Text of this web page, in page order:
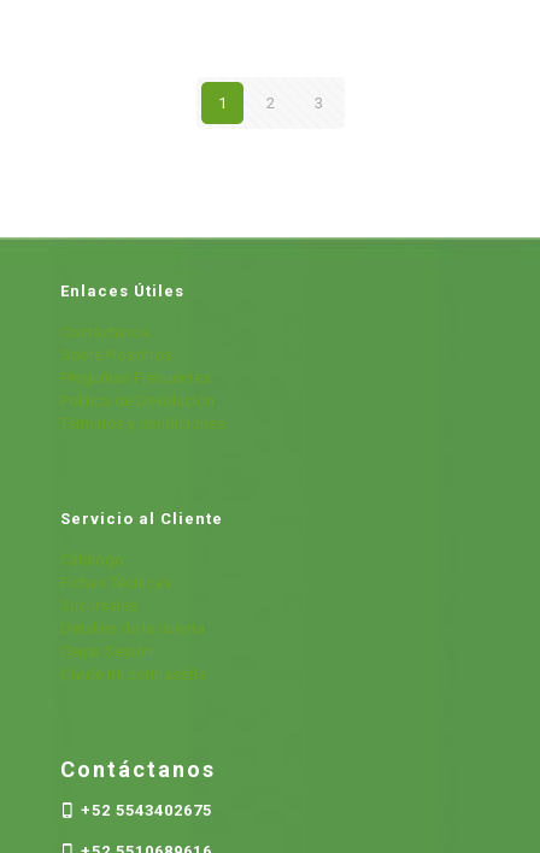
1 2 3
Enlaces Útiles
Contáctanos
Sobre Nosotros
Preguntas Frecuentes
Política de Devolución
Términos y condiciones
Servicio al Cliente
Cátalogo
Fichas Técnicas
Sucursales
Detalles de la cuenta
Cerrar Sesión
Olvide mi contraseña
Contáctanos
+52 5543402675